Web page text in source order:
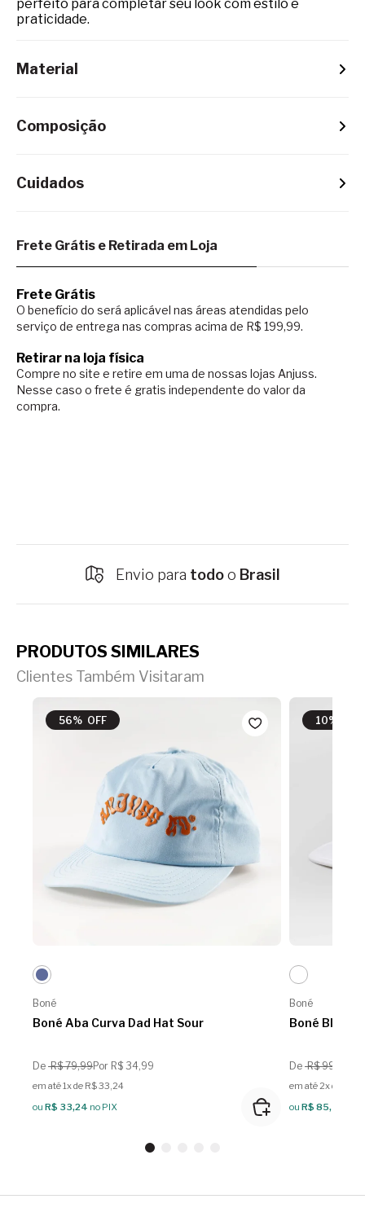
perfeito para completar seu look com estilo e
praticidade.
Material
Composição
Cuidados
Frete Grátis e Retirada em Loja
Frete Grátis
O benefício do será aplicável nas áreas atendidas pelo
serviço de entrega nas compras acima de R$ 199,99.
Retirar na loja física
Compre no site e retire em uma de nossas lojas Anjuss.
Nesse caso o frete é gratis independente do valor da
compra.
Envio para todoo Brasil
PRODUTOS SIMILARES
Clientes Também Visitaram
56% OFF
Boné
Boné Aba Curva Dad Hat Sour
De R$ 79,99Por R$ 34,99
em até 1x de R$ 33,24
ou R$ 33,24 no PIX
10% OFF
Boné
Boné
De R$ 99,99
em até 2x de R$
ou R$ 85,49